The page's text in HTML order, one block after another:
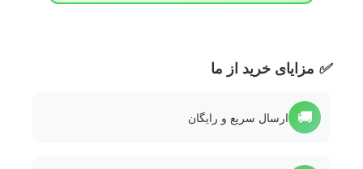
✅ مزایای خرید از ما
🚚 ارسال سریع و رایگان